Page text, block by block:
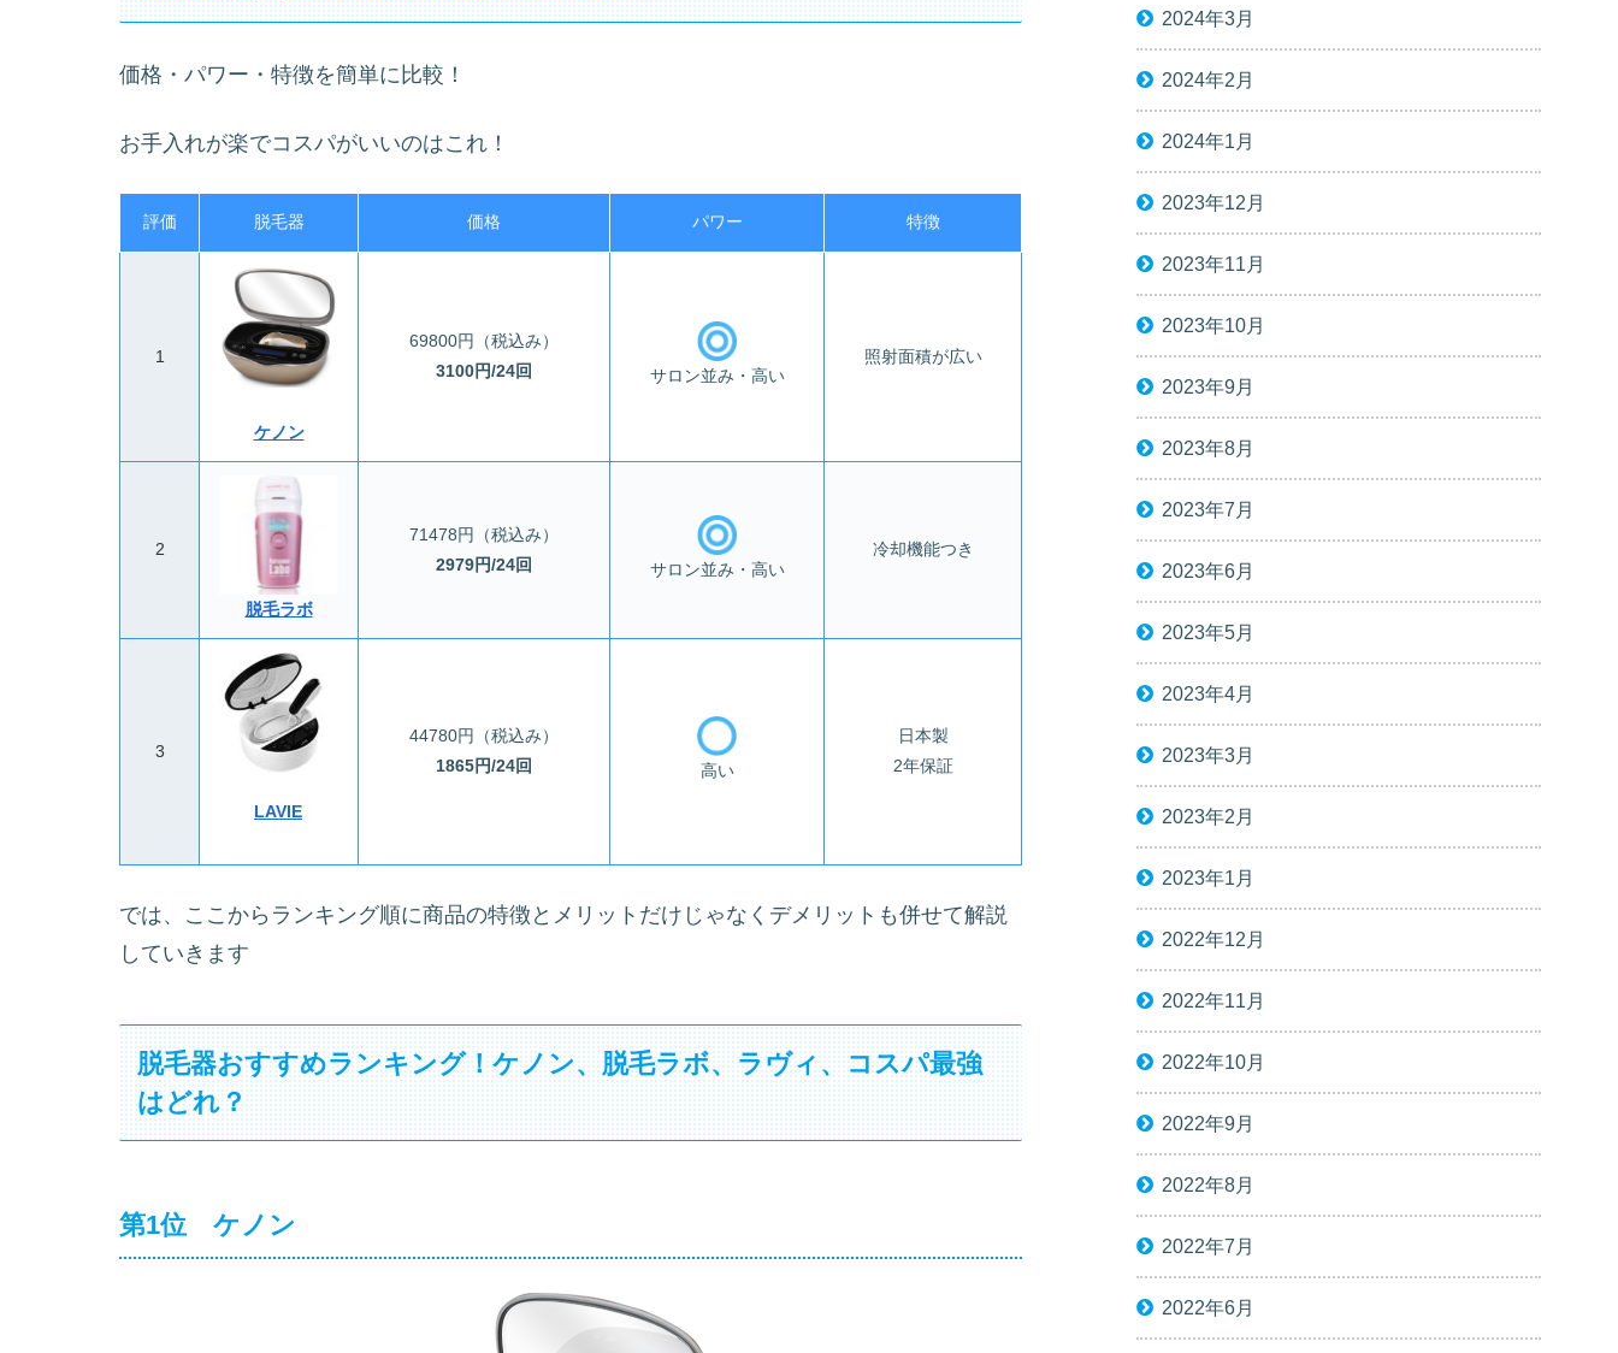
価格・パワー・特徴を簡単に比較！
お手入れが楽でコスパがいいのはこれ！
評価 脱毛器 価格 パワー 特徴
1
ケノン
69800円（税込み）
3100円/24回
サロン並み・高い
照射面積が広い
2
脱毛ラボ
71478円（税込み）
2979円/24回
サロン並み・高い
冷却機能つき
3
LAVIE
44780円（税込み）
1865円/24回
高い
日本製
2年保証
では、ここからランキング順に商品の特徴とメリットだけじゃなくデメリットも併せて解説
していきます
脱毛器おすすめランキング！ケノン、脱毛ラボ、ラヴィ、コスパ最強
はどれ？
第1位 ケノン
2024年3月
2024年2月
2024年1月
2023年12月
2023年11月
2023年10月
2023年9月
2023年8月
2023年7月
2023年6月
2023年5月
2023年4月
2023年3月
2023年2月
2023年1月
2022年12月
2022年11月
2022年10月
2022年9月
2022年8月
2022年7月
2022年6月